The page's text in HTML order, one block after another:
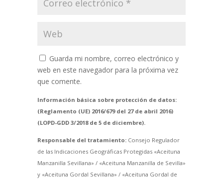
Guarda mi nombre, correo electrónico y
web en este navegador para la próxima vez
que comente.
Información básica sobre protección de datos:
(Reglamento (UE) 2016/679 del 27 de abril 2016)
(LOPD-GDD 3/2018 de 5 de diciembre).
Responsable del tratamiento:Consejo Regulador
de las Indicaciones Geográficas Protegidas «Aceituna
Manzanilla Sevillana» / «Aceituna Manzanilla de Sevilla»
y «Aceituna Gordal Sevillana» / «Aceituna Gordal de